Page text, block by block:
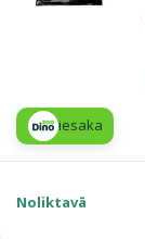
iesaka
Noliktavā